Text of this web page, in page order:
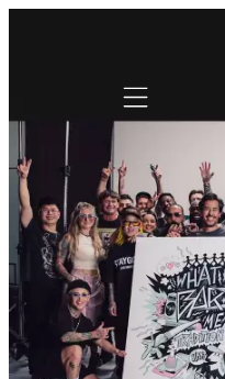
Mobile navigation